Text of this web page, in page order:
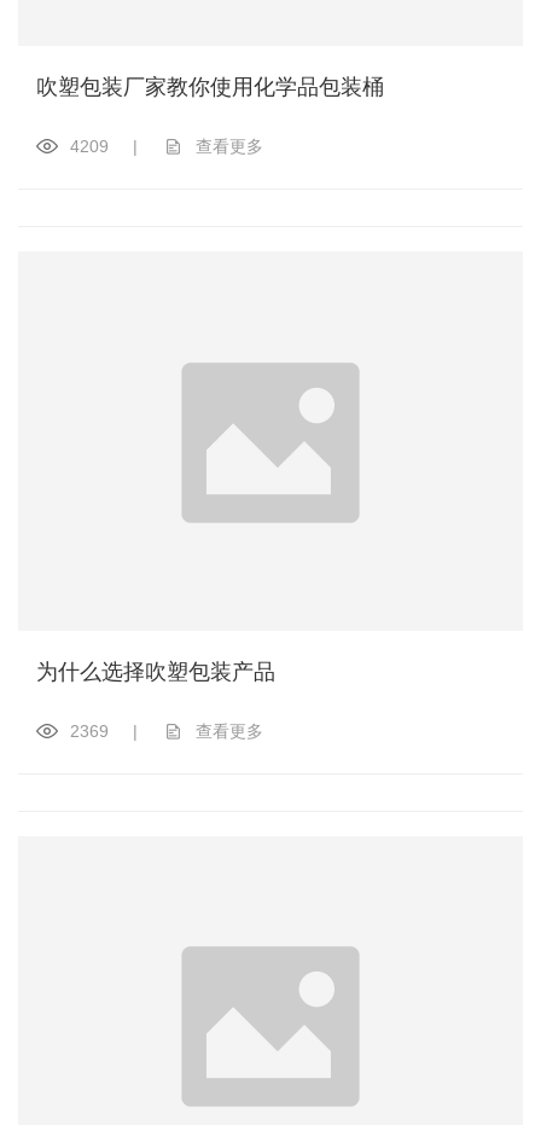
吹塑包装厂家教你使用化学品包装桶
4209 | 查看更多
为什么选择吹塑包装产品
2369 | 查看更多